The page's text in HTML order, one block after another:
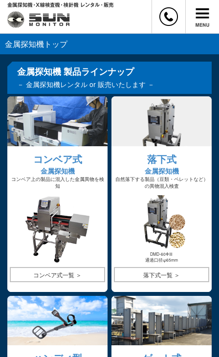
金属探知機トップ
金属探知機 製品ラインナップ
－ 金属探知機レンタル or 販売いたします －
コンベア式
金属探知機
コンベア上の製品に混入した金属異物を検
知
コンベア式一覧 ＞
落下式
金属探知機
自然落下する製品（豆類・ペレットなど）
の異物混入検査
DMD-60ΦⅢ
通過口径φ65mm
落下式一覧 ＞